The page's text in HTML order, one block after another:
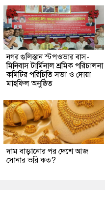
নগর গুলিস্তান স্টপওভার বাস-
মিনিবাস টার্মিনাল শ্রমিক পরিচালনা
কমিটির পরিচিতি সভা ও দোয়া
মাহফিল অনুষ্ঠিত
দাম বাড়ানোর পর দেশে আজ
সোনার ভরি কত?